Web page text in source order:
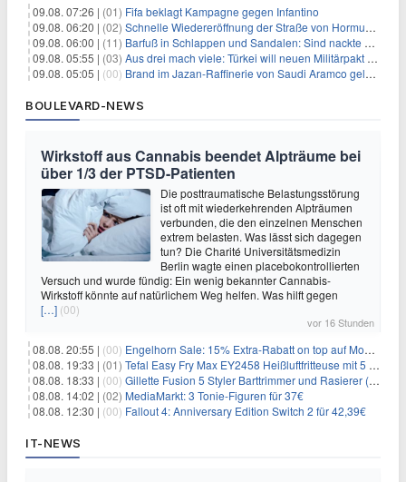
09.08. 07:26 | (01) Fifa beklagt Kampagne gegen Infantino
09.08. 06:20 | (02) Schnelle Wiedereröffnung der Straße von Hormus ungewiss
09.08. 06:00 | (11) Barfuß in Schlappen und Sandalen: Sind nackte Füße eklig?
09.08. 05:55 | (03) Aus drei mach viele: Türkei will neuen Militärpakt erweitern
09.08. 05:05 | (00) Brand im Jazan-Raffinerie von Saudi Aramco gelöscht: Auswirkungen auf die Energiemärkte
BOULEVARD-NEWS
Wirkstoff aus Cannabis beendet Alpträume bei
über 1/3 der PTSD-Patienten
Die posttraumatische Belastungsstörung
ist oft mit wiederkehrenden Alpträumen
verbunden, die den einzelnen Menschen
extrem belasten. Was lässt sich dagegen
tun? Die Charité Universitätsmedizin
Berlin wagte einen placebokontrollierten
Versuch und wurde fündig: Ein wenig bekannter Cannabis-
Wirkstoff könnte auf natürlichem Weg helfen. Was hilft gegen
[…] (00)
vor 16 Stunden
08.08. 20:55 | (00) Engelhorn Sale: 15% Extra-Rabatt on top auf Mode- und Sport-Artikel
08.08. 19:33 | (01) Tefal Easy Fry Max EY2458 Heißluftfritteuse mit 5 Litern für 64,99€
08.08. 18:33 | (00) Gillette Fusion 5 Styler Barttrimmer und Rasierer (All in One) für 16€
08.08. 14:02 | (02) MediaMarkt: 3 Tonie-Figuren für 37€
08.08. 12:30 | (00) Fallout 4: Anniversary Edition Switch 2 für 42,39€
IT-NEWS